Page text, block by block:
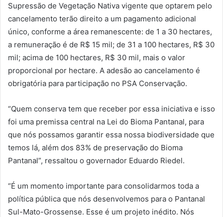
Supressão de Vegetação Nativa vigente que optarem pelo
cancelamento terão direito a um pagamento adicional
único, conforme a área remanescente: de 1 a 30 hectares,
a remuneração é de R$ 15 mil; de 31 a 100 hectares, R$ 30
mil; acima de 100 hectares, R$ 30 mil, mais o valor
proporcional por hectare. A adesão ao cancelamento é
obrigatória para participação no PSA Conservação.
“Quem conserva tem que receber por essa iniciativa e isso
foi uma premissa central na Lei do Bioma Pantanal, para
que nós possamos garantir essa nossa biodiversidade que
temos lá, além dos 83% de preservação do Bioma
Pantanal”, ressaltou o governador Eduardo Riedel.
“É um momento importante para consolidarmos toda a
política pública que nós desenvolvemos para o Pantanal
Sul-Mato-Grossense. Esse é um projeto inédito. Nós